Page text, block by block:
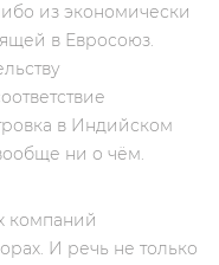
из экономически
в Евросоюз.
в Индийском
ни о чём.
компаний
И речь не только